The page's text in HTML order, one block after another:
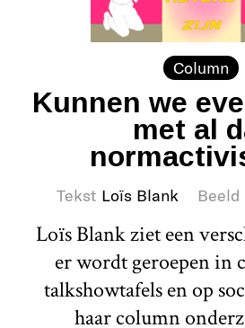
Column
Kunnen we
met al
Tekst Loïs Blank Beeld
Loïs Blank ziet een
er wordt geroepen in
talkshowtafels en op
haar column